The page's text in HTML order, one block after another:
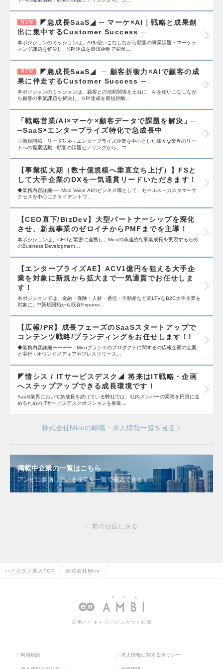
NEW
◤急成長SaaS◢ ─ マーケ×AI｜戦略と成果創
出に集中するCustomer Success ─
本ポジションのミッションは、AIを使いこなしながら顧客の事業課題・マーケテ
ィング課題を解決し、KPI達成を最短距離で実現…
NEW
◤急成長SaaS◢ ─ 顧客折衝力×AIで顧客の成
果に伴走するCustomer Success ─
本ポジションのミッションは、顧客との信頼関係を土台に、AIを使いこなしなが
ら顧客の事業課題を解決し、KPI達成を最短距離…
「戦略営業/AI×マーケ×顧客データで課題を解決」─
─SaaS×エンタープライズ特化で急成長中
◇新規開拓・リード対応 - エンタープライズ企業を中心とした様々な業界のリー
ドへの提案活動 - 顧客の課題ヒアリングから、コ…
【事業拡大期（数十億規模へ垂直立ち上げ）】FSと
して大手企業のDXを一気通貫リードいただきます！
◆業務内容詳細----- Mico Voice AIのビジネス職として、セールス～カスタマーサ
クセスを中心にクライアントワ…
【CEO直下/BizDev】大型パートナーシップを深化
させ、新規事業のゼロイチからPMFまでを主導！
本ポジションは、CEOと緊密に連携し、Micoの非連続な事業成長を実現するため
のBusiness Development…
【エンタープライズAE】ACV1億円を狙える大手企
業を対象に新規から拡大まで一気通貫でお任せしま
す！
本ポジションでは、金融・保険・人材・通信・不動産など高LTVなB2C大手企業を
対象に、**新規開拓から既存Expansi…
【広報/PR】成長フェーズのSaaSスタートアップで
コンテンツ戦略/ブランディングをお任せします！!
◆業務内容詳細ーーーー - Micoブランドのプロダクトに関するの広報企画の立案
と実行 - オウンドメディアやプレスリリース…
◤情シス / ITサービスデスク◢ 将来はIT戦略・企画
へステップアップできる成長環境です！
SaaS業界において急成長を続けている弊社では、社内メンバーの業務を円滑に進
めるためのITサービスデスクポジションを募集…
株式会社Micoの転職・求人情報一覧を見る
掲載中企業の一覧はこちら
アンビに参画している企業を一覧で確認できます
前の画面に戻る
ハイクラス求人TOP 株式会社Mico
若手ハイキャリアのスカウト転職
利用規約 求人情報に関するポリシー